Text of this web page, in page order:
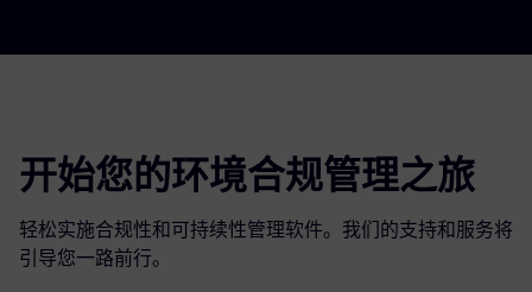
开始您的环境合规管理之旅
轻松实施合规性和可持续性管理软件。我们的支持和服务将
引导您一路前行。